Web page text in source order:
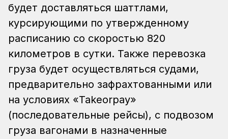
будет доставляться шаттлами,
курсирующими по утвержденному
расписанию со скоростью 820
километров в сутки. Также перевозка
груза будет осуществляться судами,
предварительно зафрахтованными или
на условиях «Takeorpay»
(последовательные рейсы), с подвозом
груза вагонами в назначенные